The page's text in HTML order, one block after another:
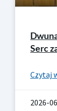
Serc
Czytaj
2026-